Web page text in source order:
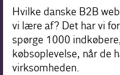
Hvilke danske B2B
vi lære af? Det har vi
spørge 1000
købsoplevelse, når de
virksomheden.